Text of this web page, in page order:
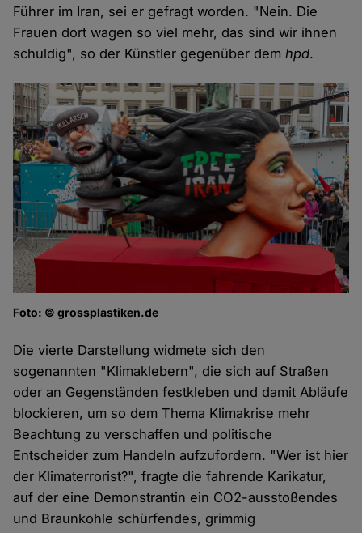
Führer im Iran, sei er gefragt worden. "Nein. Die
Frauen dort wagen so viel mehr, das sind wir ihnen
schuldig", so der Künstler gegenüber demhpd.
Foto: © grossplastiken.de
Die vierte Darstellung widmete sich den
sogenannten "Klimaklebern", die sich auf Straßen
oder an Gegenständen festkleben und damit Abläufe
blockieren, um so dem Thema Klimakrise mehr
Beachtung zu verschaffen und politische
Entscheider zum Handeln aufzufordern. "Wer ist hier
der Klimaterrorist?", fragte die fahrende Karikatur,
auf der eine Demonstrantin ein CO2-ausstoßendes
und Braunkohle schürfendes, grimmig